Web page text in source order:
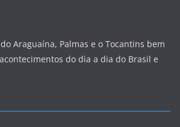
Araguaína, Palmas e o Tocantins bem
do dia a dia do Brasil e